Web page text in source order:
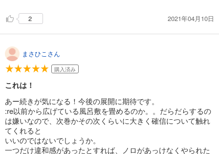
2 2021年04月10日
まさひこさん
購入済み
これは！
あー続きが気になる！今後の展開に期待です。
:re以前から広げている風呂敷を畳めるのか。。だらだらするの
は嫌いなので、次巻かその次くらいに大きく確信について触れ
てくれると
いいのではないでしょうか。
一つだけ違和感があったとすれば、ノロがあっけなくやられた